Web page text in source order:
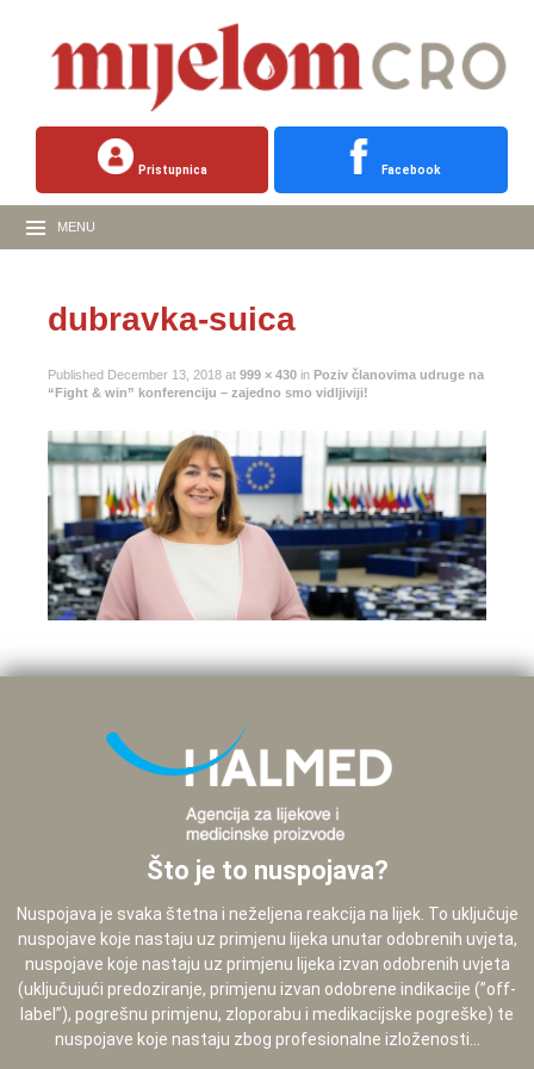
Pristupnica Facebook
MENU
dubravka-suica
Published December 13, 2018 at 999 × 430 in Poziv članovima udruge na
“Fight & win” konferenciju – zajedno smo vidljiviji!
Što je to nuspojava?
Nuspojava je svaka štetna i neželjena reakcija na lijek. To uključuje
nuspojave koje nastaju uz primjenu lijeka unutar odobrenih uvjeta,
nuspojave koje nastaju uz primjenu lijeka izvan odobrenih uvjeta
(uključujući predoziranje, primjenu izvan odobrene indikacije (”off-
label”), pogrešnu primjenu, zloporabu i medikacijske pogreške) te
nuspojave koje nastaju zbog profesionalne izloženosti...